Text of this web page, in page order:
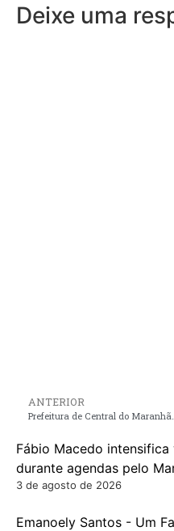
Deixe uma
ANTERIOR
Fábio Macedo
durante agendas pelo
3 de agosto de 2026
Emanoely Santos - Um